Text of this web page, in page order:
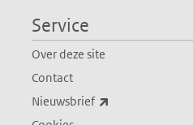
Service
Over deze site
Contact
Nieuwsbrief